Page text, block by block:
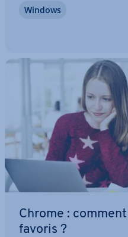
vous permet de créer
Windows
Chrome :
favoris ?